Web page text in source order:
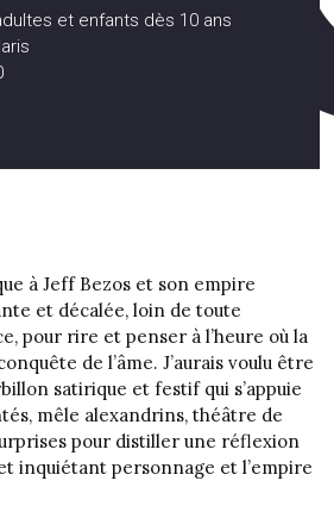
et enfants dès 10 ans
à Jeff Bezos et son empire
et décalée, loin de toute
pour rire et penser à l’heure où la
de l’âme. J’aurais voulu être
satirique et festif qui s’appuie
mêle alexandrins, théâtre de
pour distiller une réflexion
inquiétant personnage et l’empire